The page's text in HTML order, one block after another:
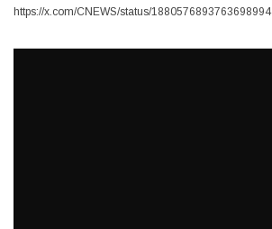
https://x.com/CNEWS/status/1880576893763698994